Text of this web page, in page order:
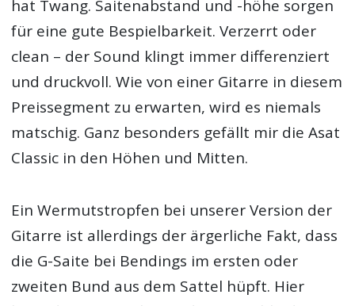
hat Twang. Saitenabstand und -höhe sorgen
für eine gute Bespielbarkeit. Verzerrt oder
clean – der Sound klingt immer differenziert
und druckvoll. Wie von einer Gitarre in diesem
Preissegment zu erwarten, wird es niemals
matschig. Ganz besonders gefällt mir die Asat
Classic in den Höhen und Mitten.
Ein Wermutstropfen bei unserer Version der
Gitarre ist allerdings der ärgerliche Fakt, dass
die G-Saite bei Bendings im ersten oder
zweiten Bund aus dem Sattel hüpft. Hier